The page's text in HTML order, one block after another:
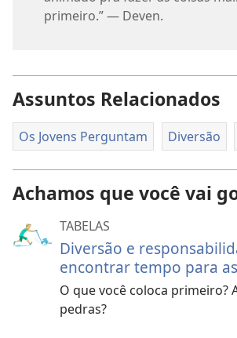
primeiro.” — Deven.
Assuntos Relacionados
Os Jovens Perguntam Diversão
Achamos que você vai
TABELAS
Diversão e
encontrar tempo para
O que você coloca primeiro?
pedras?